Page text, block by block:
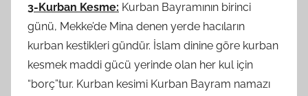
3-Kurban Kesme: Kurban Bayramının birinci
günü, Mekke’de Mina denen yerde hacıların
kurban kestikleri gündür. İslam dinine göre kurban
kesmek maddi gücü yerinde olan her kul için
“borç”tur. Kurban kesimi Kurban Bayram namazı